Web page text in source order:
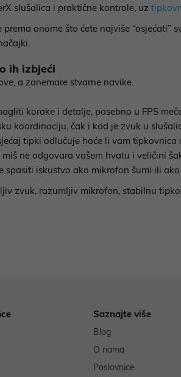
slušalica i praktične kontrole, uz
onome što ćete najviše “osjećati”
ih izbjeći
a zanemare stvarne navike.
korake i detalje, posebno u FPS
koordinaciju, čak i kad je zvuk u
tipki odlučuje hoće li vam
ne odgovara vašem hvatu i veličini
spasiti iskustvo ako mikrofon šumi ili
zvuk, razumljiv mikrofon, stabilnu
Saznajte više
Blog
O nama
Poslovnice